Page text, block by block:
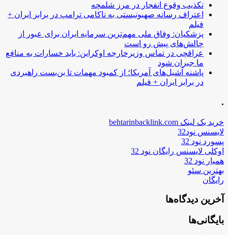
تکذیب وقوع انفجار در مرز شلمچه
اعتراف رسانه صهیونیستی به ناکامی ترامپ در برابر ایران +
فیلم
پزشکیان: وفاق ملی مهم‌ترین سرمایه ایران برای عبور از
چالش‌های پیش رو است
عراقچی در تماس وزیرخارجه اوکراین: باید خسارات به منافع
ما جبران شود
پاشنه آشیل‌های آمریکا؛ از کمبود مهمات تا بن‌بست راهبردی
در برابر ایران + فیلم
.
خرید بک لینک behtarinbacklink.com
لایسنس نود32
پسورد نود 32
اوکلی لایسنس رایگان نود 32
همیار نود 32
بهترین سئو
رایگان
آخرین دیدگاه‌ها
بایگانی‌ها